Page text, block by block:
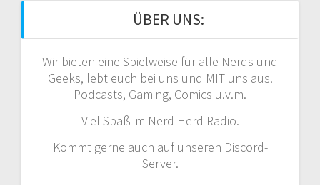
ÜBER UNS:
Wir bieten eine Spielweise für alle Nerds und
Geeks, lebt euch bei uns und MIT uns aus.
Podcasts, Gaming, Comics u.v.m.
Viel Spaß im Nerd Herd Radio.
Kommt gerne auch auf unseren Discord-
Server.